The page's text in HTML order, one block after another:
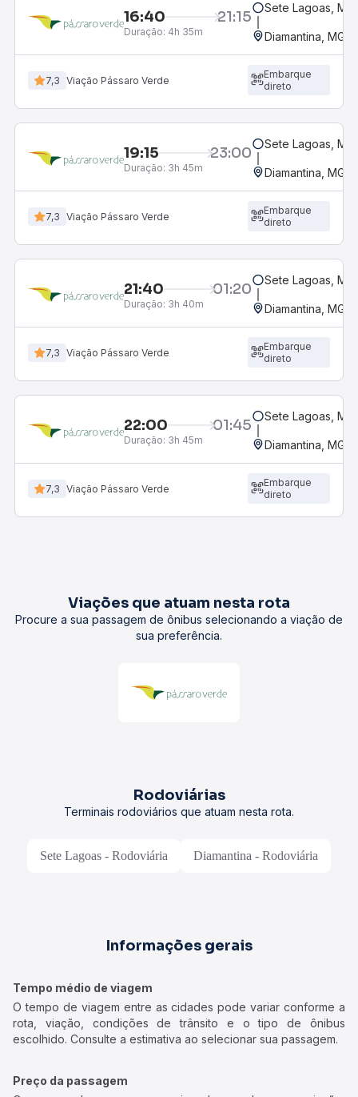
16:40 21:15
Duração: 4h 35m
Sete Lagoas,
Diamantina, MG
7,3 Viação Pássaro Verde
Embarque
direto
19:15 23:00
Duração: 3h 45m
Sete Lagoas,
Diamantina, MG
7,3 Viação Pássaro Verde
Embarque
direto
21:40 01:20
Duração: 3h 40m
Sete Lagoas,
Diamantina, MG
7,3 Viação Pássaro Verde
Embarque
direto
22:00 01:45
Duração: 3h 45m
Sete Lagoas,
Diamantina, MG
7,3 Viação Pássaro Verde
Embarque
direto
Viações que atuam nesta rota
Procure a sua passagem de ônibus selecionando a viação de
sua preferência.
Rodoviárias
Terminais rodoviários que atuam nesta rota.
Sete Lagoas - Rodoviária Diamantina - Rodoviária
Informações gerais
Tempo médio de viagem
O tempo de viagem entre as cidades pode variar conforme a
rota, viação, condições de trânsito e o tipo de ônibus
escolhido. Consulte a estimativa ao selecionar sua passagem.
Preço da passagem